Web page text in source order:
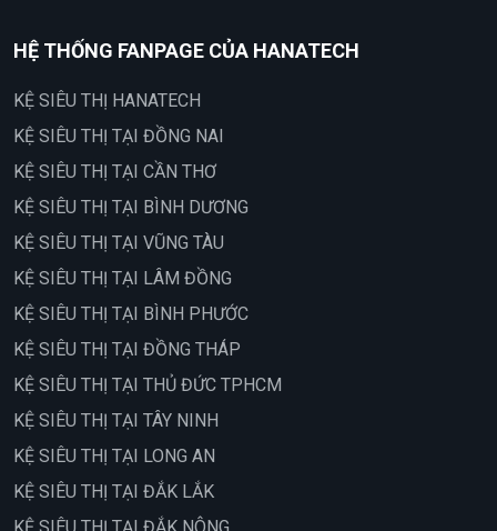
HỆ THỐNG FANPAGE CỦA HANATECH
KỆ SIÊU THỊ HANATECH
KỆ SIÊU THỊ TẠI ĐỒNG NAI
KỆ SIÊU THỊ TẠI CẦN THƠ
KỆ SIÊU THỊ TẠI BÌNH DƯƠNG
KỆ SIÊU THỊ TẠI VŨNG TÀU
KỆ SIÊU THỊ TẠI LÂM ĐỒNG
KỆ SIÊU THỊ TẠI BÌNH PHƯỚC
KỆ SIÊU THỊ TẠI ĐỒNG THÁP
KỆ SIÊU THỊ TẠI THỦ ĐỨC TPHCM
KỆ SIÊU THỊ TẠI TÂY NINH
KỆ SIÊU THỊ TẠI LONG AN
KỆ SIÊU THỊ TẠI ĐẮK LẮK